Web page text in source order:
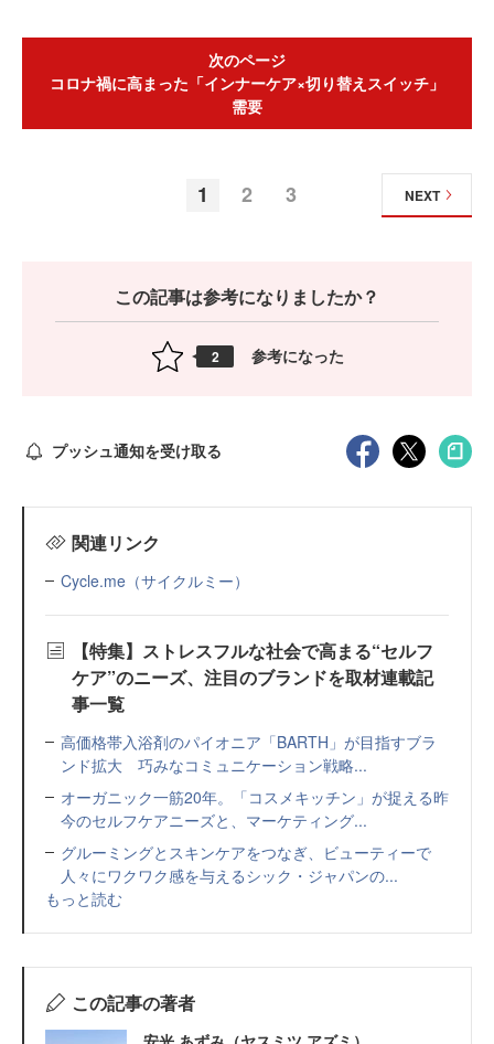
次のページ
コロナ禍に高まった「インナーケア×切り替えスイッチ」
需要
1 2 3 NEXT
この記事は参考になりましたか？
2 参考になった
プッシュ通知を受け取る
関連リンク
Cycle.me（サイクルミー）
【特集】ストレスフルな社会で高まる“セルフ
ケア”のニーズ、注目のブランドを取材連載記
事一覧
高価格帯入浴剤のパイオニア「BARTH」が目指すブラ
ンド拡大 巧みなコミュニケーション戦略...
オーガニック一筋20年。「コスメキッチン」が捉える昨
今のセルフケアニーズと、マーケティング...
グルーミングとスキンケアをつなぎ、ビューティーで
人々にワクワク感を与えるシック・ジャパンの...
もっと読む
この記事の著者